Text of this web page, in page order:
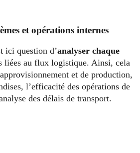
et opérations internes
ici question d’analyser chaque
liées au flux logistique. Ainsi, cela
et de production,
l’efficacité des opérations de
des délais de transport.